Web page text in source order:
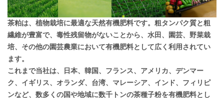
茶粕は、植物栽培に最適な天然有機肥料です。粗タンパク質と粗
繊維が豊富で、毒性残留物がないことから、水田、園芸、野菜栽
培、その他の園芸農業において有機肥料として広く利用されてい
ます。
これまで当社は、日本、韓国、フランス、アメリカ、デンマー
ク、イギリス、オランダ、台湾、マレーシア、インド、フィリピ
ンなど、数多くの国や地域に数千トンの茶種子粉を有機肥料とし